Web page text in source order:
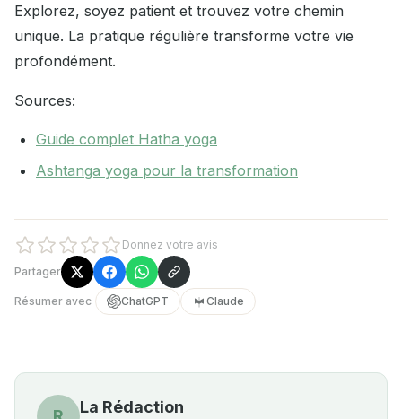
Explorez, soyez patient et trouvez votre chemin
unique. La pratique régulière transforme votre vie
profondément.
Sources:
Guide complet Hatha yoga
Ashtanga yoga pour la transformation
Donnez votre avis
Partager
Résumer avec ChatGPT Claude
La Rédaction